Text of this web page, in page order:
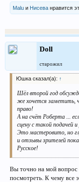
Malu и Нисева нравится
Doll
старожил
Юшка сказал(а): ↑
Шёл второй год
же хочется
право!
А на счёт Роберта ...
сцену с такой подачей
Это мастеровито, но
и отзывы зрителей
Русское!
Вы точно на мой вопрос
посмотреть. К чему все